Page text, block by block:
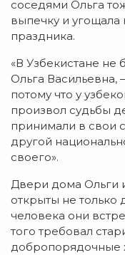
соседями Ольга
выпечку и угощала
праздника.
«В Узбекистане не
Ольга
потому что у
произвол судьбы
принимали в свои
другой
своего».
Двери дома Ольги
открыты не только
человека они
того требовал
добропорядочные